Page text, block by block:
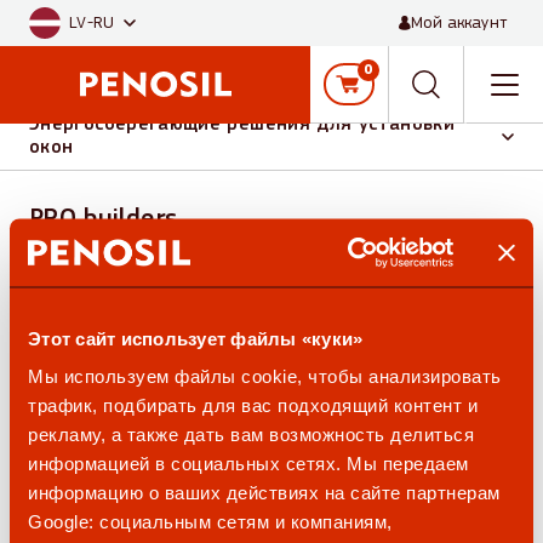
Этот сайт использует файлы «куки»
Мы используем файлы cookie, чтобы анализировать
трафик, подбирать для вас подходящий контент и
рекламу, а также дать вам возможность делиться
информацией в социальных сетях. Мы передаем
информацию о ваших действиях на сайте партнерам
Google: социальным сетям и компаниям,
Skip to main content
LV-RU Мой аккаунт
0
Энергосберегающие решения для установки
окон
PRO builders solutions
PRO builders
Энергосберегающие
решения для
установки окон
Фасадный уплотнитель